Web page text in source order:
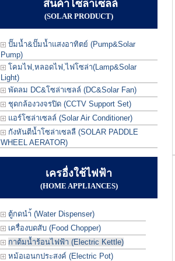
สินค้าโซล่าเซลล์
(SOLAR PRODUCT)
ปั๊มน้ำ&ปั๊มน้ำแสงอาทิตย์ (Pump&Solar
Pump)
โคมไฟ,หลอดไฟ,ไฟโซล่า(Lamp&Solar
Light)
พัดลม DC&โซล่าเซลล์ (DC&Solar Fan)
ชุดกล้องวงจรปิด (CCTV Support Set)
แอร์โซล่าเซลล์ (Solar Air Conditioner)
กังหันตีน้ำโซล่าเซลลื (SOLAR PADDLE
WHEEL AERATOR)
เครอื่งใช้ไฟฟ้า
(HOME APPLIANCES)
ตู้กดนำ้ (Water Dispenser)
เครื่องบดสับ (Food Chopper)
กาต้มน้ำร้อนไฟฟ้า (Electric Kettle)
หม้อเอนกประสงค์ (Electric Pot)